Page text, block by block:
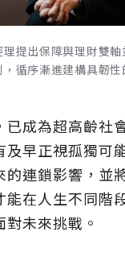
提出保障與理財雙
循序漸進建構具韌
已成為超高齡社
早正視孤獨可
的連鎖影響，並
能在人生不同階
未來挑戰。